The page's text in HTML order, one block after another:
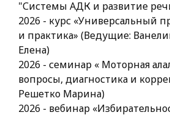
"Системы АДК и развитие
2026 - курс «Универсальный
и практика» (Ведущие:
Елена)
2026 - семинар « Моторная
вопросы, диагностика и
Решетко Марина)
2026 - вебинар